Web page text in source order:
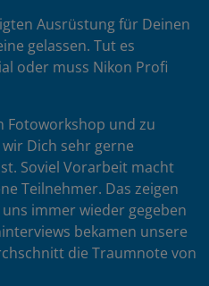
Ausrüstung für Deinen
gelassen. Tut es
oder muss Nikon Profi
Fotoworkshop und zu
Dich sehr gerne
Soviel Vorarbeit macht
Teilnehmer. Das zeigen
immer wieder gegeben
bekamen unsere
die Traumnote von